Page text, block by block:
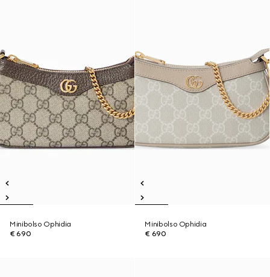
Minibolso Ophidia
€ 690
Minibolso Ophidia
€ 690